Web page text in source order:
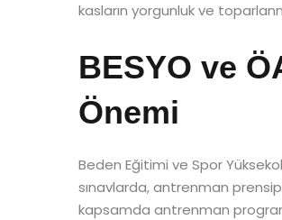
kasların yorgunluk ve
BESYO ve
Önemi
Beden Eğitimi ve Spor
sınavlarda, antrenman
kapsamda antrenman